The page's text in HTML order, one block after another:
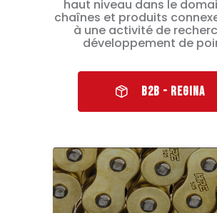
haut niveau dans le
chaînes et produits
à une activité de
développement de
B2B - REGINA